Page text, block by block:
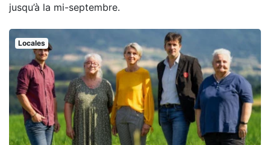
jusqu’à la mi-septembre.
Locales